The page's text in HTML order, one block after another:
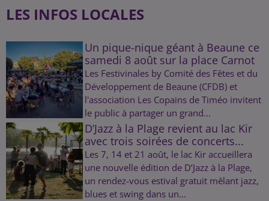
LES INFOS LOCALES
Un pique-nique géant à Beaune ce
samedi 8 août sur la place Carnot
Les Festivinales by Comité des Fêtes et du
Développement de Beaune (CFDB) et
l'association Les Copains de Timéo invitent
le public à partager un grand...
D’Jazz à la Plage revient au lac Kir
avec trois soirées de concerts...
Les 7, 14 et 21 août, le lac Kir accueillera
une nouvelle édition de D’Jazz à la Plage,
un rendez-vous estival gratuit mêlant jazz,
blues et swing dans un...